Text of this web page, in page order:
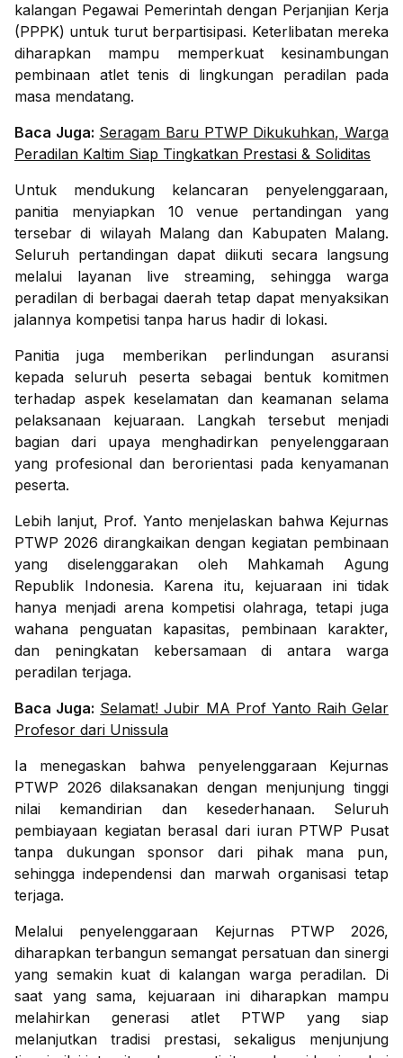
kalangan Pegawai Pemerintah dengan Perjanjian Kerja
(PPPK) untuk turut berpartisipasi. Keterlibatan mereka
diharapkan mampu memperkuat kesinambungan
pembinaan atlet tenis di lingkungan peradilan pada
masa mendatang.
Baca Juga: Seragam Baru PTWP Dikukuhkan, Warga
Peradilan Kaltim Siap Tingkatkan Prestasi & Soliditas
Untuk mendukung kelancaran penyelenggaraan,
panitia menyiapkan 10 venue pertandingan yang
tersebar di wilayah Malang dan Kabupaten Malang.
Seluruh pertandingan dapat diikuti secara langsung
melalui layanan live streaming, sehingga warga
peradilan di berbagai daerah tetap dapat menyaksikan
jalannya kompetisi tanpa harus hadir di lokasi.
Panitia juga memberikan perlindungan asuransi
kepada seluruh peserta sebagai bentuk komitmen
terhadap aspek keselamatan dan keamanan selama
pelaksanaan kejuaraan. Langkah tersebut menjadi
bagian dari upaya menghadirkan penyelenggaraan
yang profesional dan berorientasi pada kenyamanan
peserta.
Lebih lanjut, Prof. Yanto menjelaskan bahwa Kejurnas
PTWP 2026 dirangkaikan dengan kegiatan pembinaan
yang diselenggarakan oleh Mahkamah Agung
Republik Indonesia. Karena itu, kejuaraan ini tidak
hanya menjadi arena kompetisi olahraga, tetapi juga
wahana penguatan kapasitas, pembinaan karakter,
dan peningkatan kebersamaan di antara warga
peradilan terjaga.
Baca Juga: Selamat! Jubir MA Prof Yanto Raih Gelar
Profesor dari Unissula
Ia menegaskan bahwa penyelenggaraan Kejurnas
PTWP 2026 dilaksanakan dengan menjunjung tinggi
nilai kemandirian dan kesederhanaan. Seluruh
pembiayaan kegiatan berasal dari iuran PTWP Pusat
tanpa dukungan sponsor dari pihak mana pun,
sehingga independensi dan marwah organisasi tetap
terjaga.
Melalui penyelenggaraan Kejurnas PTWP 2026,
diharapkan terbangun semangat persatuan dan sinergi
yang semakin kuat di kalangan warga peradilan. Di
saat yang sama, kejuaraan ini diharapkan mampu
melahirkan generasi atlet PTWP yang siap
melanjutkan tradisi prestasi, sekaligus menjunjung